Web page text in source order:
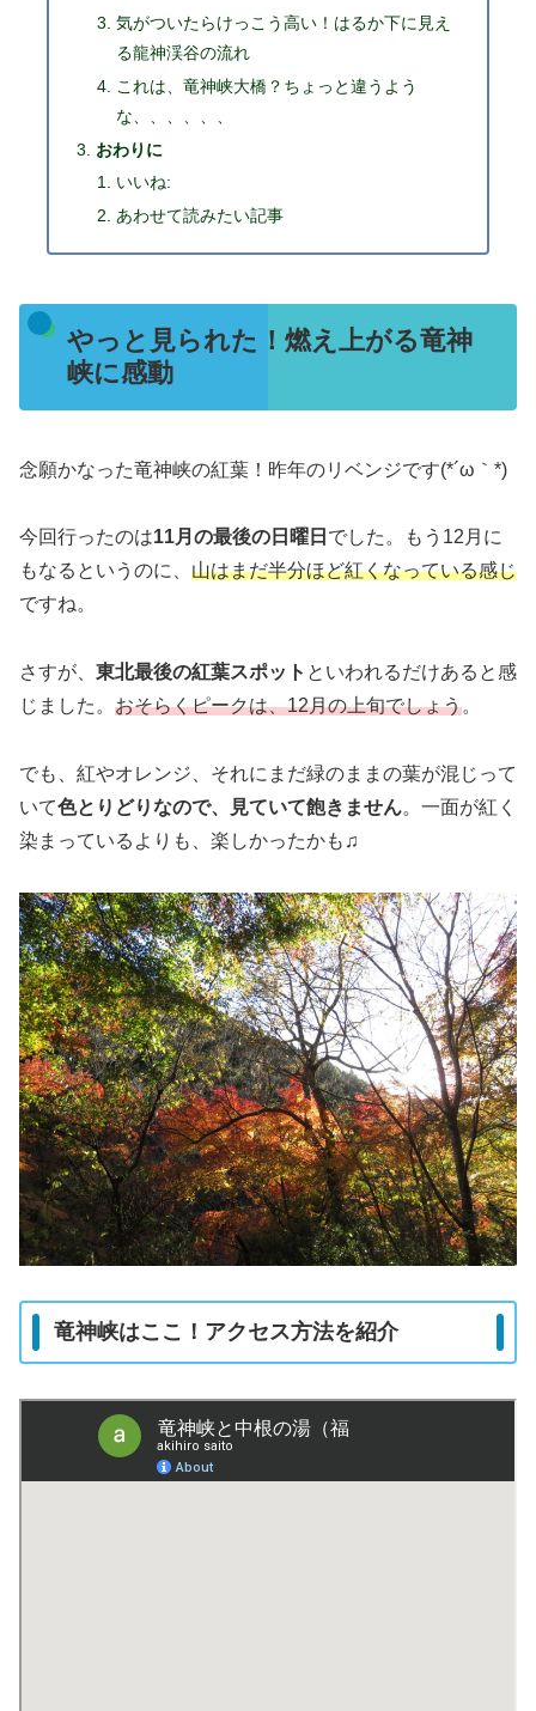
気がついたらけっこう高い！はるか下に見え
る龍神渓谷の流れ
これは、竜神峡大橋？ちょっと違うよう
な、、、、、、
おわりに
いいね:
あわせて読みたい記事
やっと見られた！燃え上がる竜神
峡に感動
念願かなった竜神峡の紅葉！昨年のリベンジです(*´ω｀*)
今回行ったのは11月の最後の日曜日 でした。もう12月に
もなるというのに、 山はまだ半分ほど紅くなっている感じ
ですね。
さすが、 東北最後の紅葉スポット といわれるだけあると感
じました。 おそらくピークは、12月の上旬でしょう。
でも、紅やオレンジ、それにまだ緑のままの葉が混じって
いて色とりどりなので、見ていて飽きません。一面が紅く
染まっているよりも、楽しかったかも♫
竜神峡はここ！アクセス方法を紹介